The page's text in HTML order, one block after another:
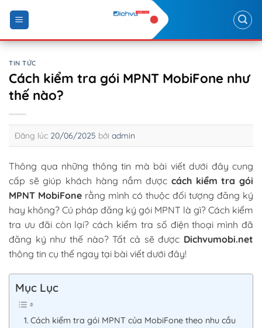
content
TIN TỨC
Cách kiểm tra gói MPNT MobiFone như
thế nào?
Đăng lúc 20/06/2025 bởi admin
Thông qua những thông tin mà bài viết dưới đây cung
cấp sẽ giúp khách hàng nắm được cách kiểm tra gói
MPNT MobiFone rằng mình có thuộc đối tượng đăng ký
hay không? Cú pháp đăng ký gói MPNT là gì? Cách kiểm
tra ưu đãi còn lại? cách kiểm tra số điện thoại mình đã
đăng ký như thế nào? Tất cả sẽ được Dichvumobi.net
thông tin cụ thể ngay tại bài viết dưới đây!
Mục Lục
Cách kiểm tra gói MPNT của MobiFone theo nhu cầu